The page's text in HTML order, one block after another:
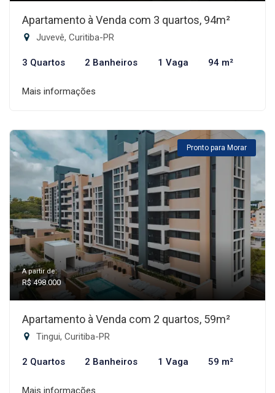
Apartamento à Venda com 3 quartos, 94m²
Juvevê, Curitiba-PR
3 Quartos 2 Banheiros 1 Vaga 94 m²
Mais informações
Pronto para Morar
A partir de:
R$ 498.000
Apartamento à Venda com 2 quartos, 59m²
Tingui, Curitiba-PR
2 Quartos 2 Banheiros 1 Vaga 59 m²
Mais informações